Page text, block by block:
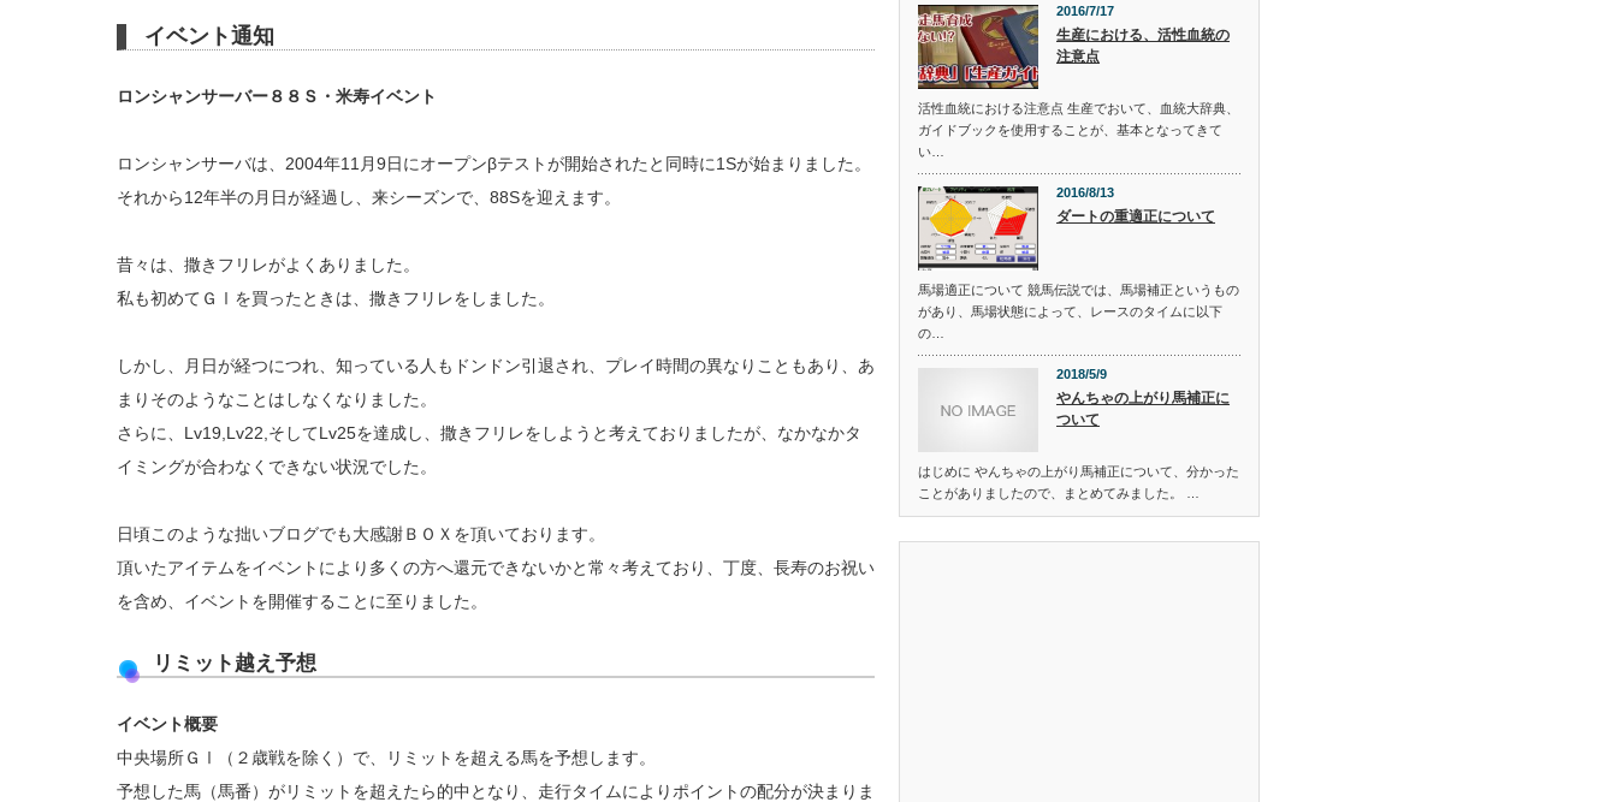
イベント通知
ロンシャンサーバー８８Ｓ・米寿イベント
ロンシャンサーバは、2004年11月9日にオープンβテストが開始されたと同時に1Sが始まりました。
それから12年半の月日が経過し、来シーズンで、88Sを迎えます。
昔々は、撒きフリレがよくありました。
私も初めてＧⅠを買ったときは、撒きフリレをしました。
しかし、月日が経つにつれ、知っている人もドンドン引退され、プレイ時間の異なりこともあり、あ
まりそのようなことはしなくなりました。
さらに、Lv19,Lv22,そしてLv25を達成し、撒きフリレをしようと考えておりましたが、なかなかタ
イミングが合わなくできない状況でした。
日頃このような拙いブログでも大感謝ＢＯＸを頂いております。
頂いたアイテムをイベントにより多くの方へ還元できないかと常々考えており、丁度、長寿のお祝い
を含め、イベントを開催することに至りました。
リミット越え予想
イベント概要
中央場所ＧⅠ（２歳戦を除く）で、リミットを超える馬を予想します。
予想した馬（馬番）がリミットを超えたら的中となり、走行タイムによりポイントの配分が決まりま
2016/7/17
生産における、活性血統の
注意点
活性血統における注意点 生産でおいて、血統大辞典、
ガイドブックを使用することが、基本となってきて
い…
2016/8/13
ダートの重適正について
馬場適正について 競馬伝説では、馬場補正というもの
があり、馬場状態によって、レースのタイムに以下
の…
2018/5/9
やんちゃの上がり馬補正に
ついて
はじめに やんちゃの上がり馬補正について、分かった
ことがありましたので、まとめてみました。 …